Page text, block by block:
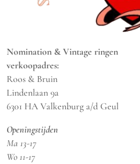
Nomination & Vintage ringen
verkoopadres:
Roos & Bruin
Lindenlaan 9a
6301 HA Valkenburg a/d Geul
Openingstijden
Ma 13-17
Wo 11-17